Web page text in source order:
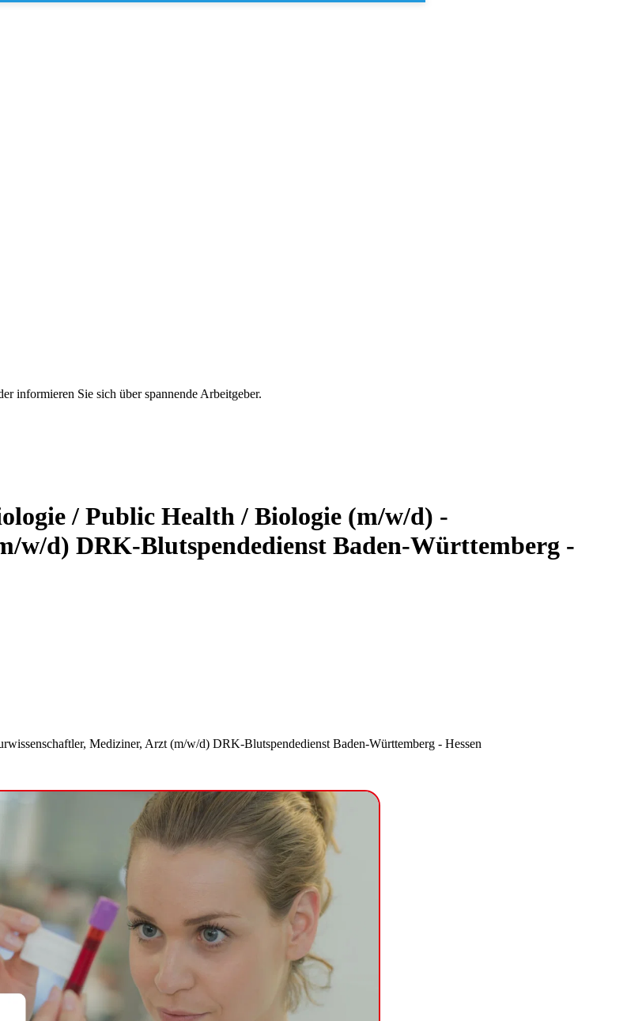
informieren Sie sich über spannende Arbeitgeber.
/ Public Health / Biologie (m/w/d) -
w/d) DRK-Blutspendedienst Baden-Württemberg -
Mediziner, Arzt (m/w/d) DRK-Blutspendedienst Baden-Württemberg - Hessen